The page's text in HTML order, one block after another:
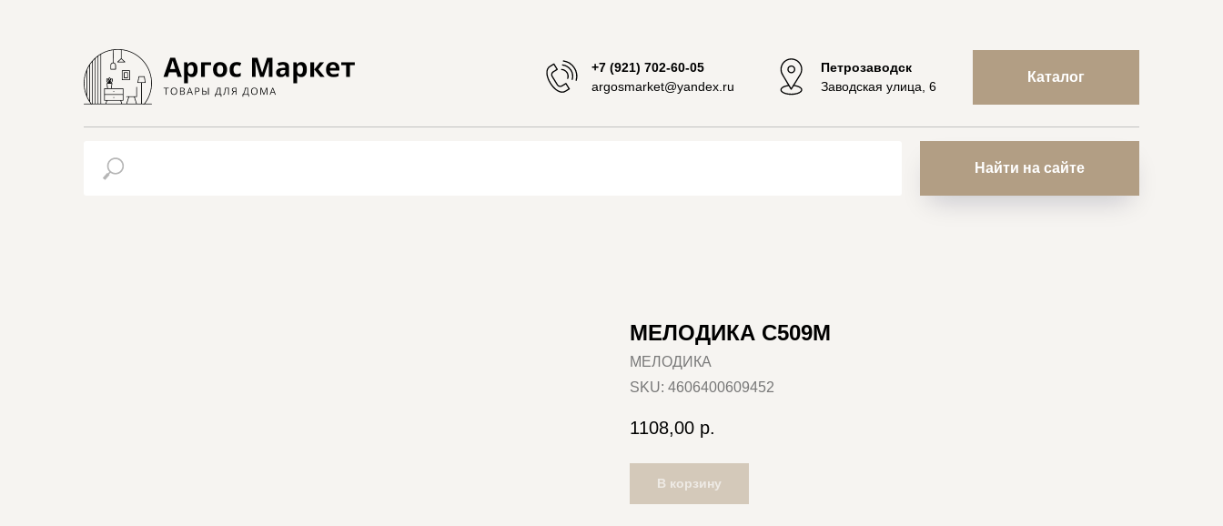
+7 (921) 702-60-05
argosmarket@yandex.ru
Петрозаводск
Заводская улица, 6
Каталог
Найти на сайте
МЕЛОДИКА С509М
МЕЛОДИКА
SKU: 4606400609452
1108,00 р.
В корзину